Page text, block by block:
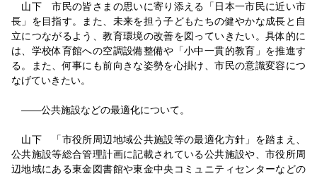
山下 市民の皆さまの思いに寄り添える「日本一市民に近い市
長」を目指す。また、未来を担う子どもたちの健やかな成長と自
立につながるよう、教育環境の改善を図っていきたい。具体的に
は、学校体育館への空調設備整備や「小中一貫的教育」を推進す
る。また、何事にも前向きな姿勢を心掛け、市民の意識変容につ
なげていきたい。
――公共施設などの最適化について。
山下 「市役所周辺地域公共施設等の最適化方針」を踏まえ、
公共施設等総合管理計画に記載されている公共施設や、市役所周
辺地域にある東金図書館や東金中央コミュニティセンターなどの